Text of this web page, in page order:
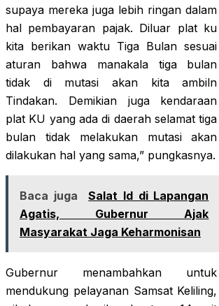
supaya mereka juga lebih ringan dalam
hal pembayaran pajak. Diluar plat ku
kita berikan waktu Tiga Bulan sesuai
aturan bahwa manakala tiga bulan
tidak di mutasi akan kita ambiln
Tindakan. Demikian juga kendaraan
plat KU yang ada di daerah selamat tiga
bulan tidak melakukan mutasi akan
dilakukan hal yang sama,” pungkasnya.
Baca juga
Salat Id di Lapangan
Agatis, Gubernur Ajak
Masyarakat Jaga Keharmonisan
Gubernur menambahkan untuk
mendukung pelayanan Samsat Keliling,